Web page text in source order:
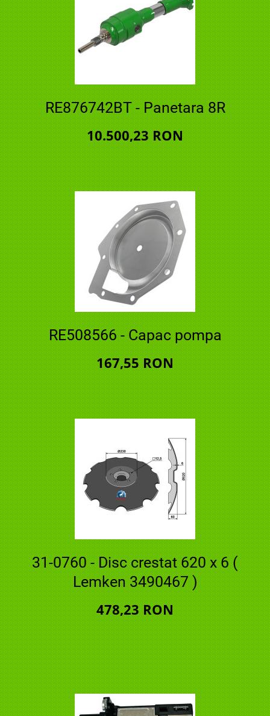
RE876742BT - Panetara 8R
10.500,23 RON
RE508566 - Capac pompa
167,55 RON
31-0760 - Disc crestat 620 x 6 (
Lemken 3490467 )
478,23 RON